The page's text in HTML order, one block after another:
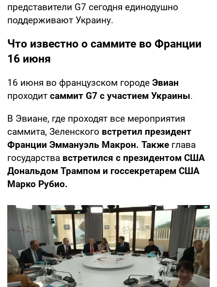
представители G7 сегодня единодушно
поддерживают Украину.
Что известно о саммите во Франции
16 июня
16 июня во французском городе Эвиан
проходит саммит G7 с участием Украины.
В Эвиане, где проходят все мероприятия
саммита, Зеленского встретил президент
Франции Эммануэль Макрон. Также глава
государства встретился с президентом США
Дональдом Трампом и госсекретарем США
Марко Рубио.